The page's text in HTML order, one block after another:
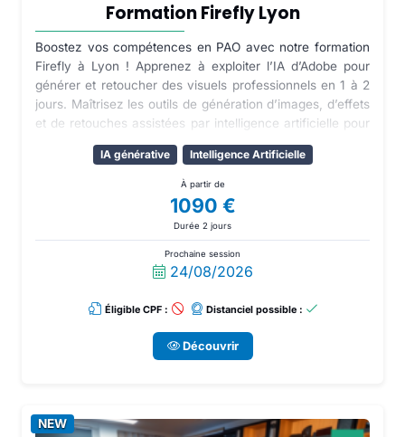
Formation Firefly Lyon
Boostez vos compétences en PAO avec notre formation
Firefly à Lyon ! Apprenez à exploiter l’IA d’Adobe pour
générer et retoucher des visuels professionnels en 1 à 2
jours. Maîtrisez les outils de génération d’images, d’effets
et de retouches assistées par intelligence artificielle pour
gagner en créativité et en productivité. Découvrez
comment intégrer Firefly efficacement dans votre flux de
travail sur Photoshop et Illustrator. Profitez d’exercices
pratiques et de cas concrets pour produire rapidement
des visuels impactants et adaptés à vos besoins
professionnels.
IA générative Intelligence Artificielle
À partir de
1090 €
Durée 2 jours
Prochaine session
24/08/2026
Éligible CPF : Distanciel possible :
Découvrir
NEW